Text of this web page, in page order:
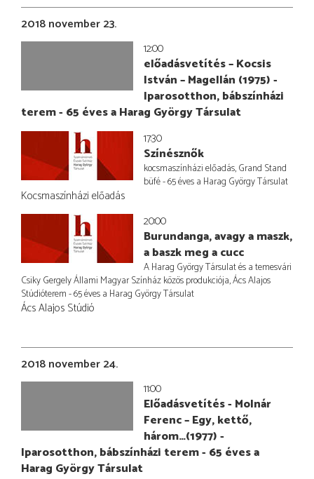
2018 november 23.
12:00
előadásvetítés – Kocsis
István – Magellán (1975) -
Iparosotthon, bábszínházi
terem - 65 éves a Harag György Társulat
17:30
Színésznők
kocsmaszínházi előadás, Grand Stand
büfé - 65 éves a Harag György Társulat
Kocsmaszínházi előadás
20:00
Burundanga, avagy a maszk,
a baszk meg a cucc
A Harag György Társulat és a temesvári
Csiky Gergely Állami Magyar Színház közös produkciója, Ács Alajos
Stúdióterem - 65 éves a Harag György Társulat
Ács Alajos Stúdió
2018 november 24.
11:00
Előadásvetítés - Molnár
Ferenc – Egy, kettő,
három…(1977) -
Iparosotthon, bábszínházi terem - 65 éves a
Harag György Társulat